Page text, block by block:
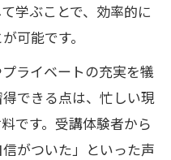
学ぶことで、効率的に
可能です。
ライベートの充実を犠
できる点は、忙しい現
です。受講体験者から
がついた」といった声